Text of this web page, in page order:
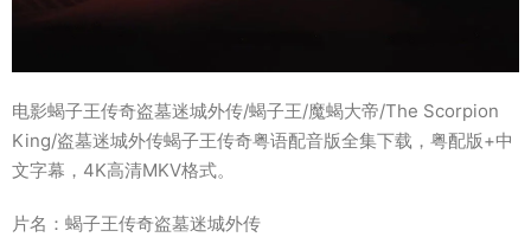
电影蝎子王传奇盗墓迷城外传/蝎子王/魔蝎大帝/The Scorpion
King/盗墓迷城外传蝎子王传奇粤语配音版全集下载，粤配版+中
文字幕，4K高清MKV格式。
片名：蝎子王传奇盗墓迷城外传